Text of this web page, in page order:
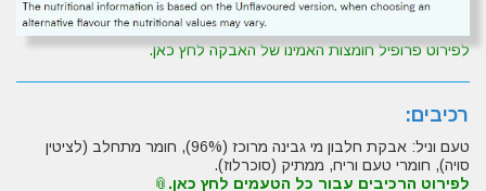
לפירוט פרופיל חומצות האמינו של האבקה לחץ כאן.
רכיבים:
טעם וניל: אבקת חלבון מי גבינה מרוכז (96%), חומר מתחלב (לציטין
סויה), חומרי טעם וריח, ממתיק (סוכרלוז).
לפירוט הרכיבים עבור כל הטעמים לחץ כאן.